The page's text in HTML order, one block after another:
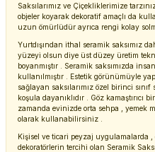
Saksılarımız ve Çiçekliklerimize
objeler koyarak dekoratif amaçlı da
uzun ömürlüdür ayrıca rengi kolay
Yurtdışından ithal seramik saksımız
yüzeyi olsun diye üst düzey üretim
boyanmıştır . Seramik saksımızda
kullanılmıştır . Estetik görünümüyle
sağlayan saksılarımız özel birinci
koşula dayanıklıdır . Göz kamaştırıcı
zamanda evinizde orta sehpa , yemek
olarak kullanabilirsiniz .
Kişisel ve ticari peyzaj uygulamalarda
dekoratörlerin tercihi olan Seramik